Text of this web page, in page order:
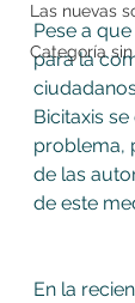
Las nuevas
Categoría
Pese a
para la
Bicitaxis
problema,
de las
de este
En la